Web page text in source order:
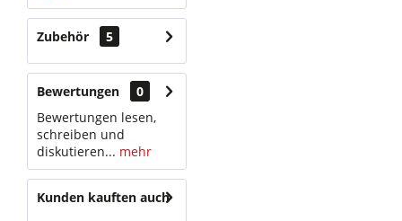
Zubehör 5
Bewertungen
0
Bewertungen lesen,
schreiben und
diskutieren... mehr
Kunden kauften auch